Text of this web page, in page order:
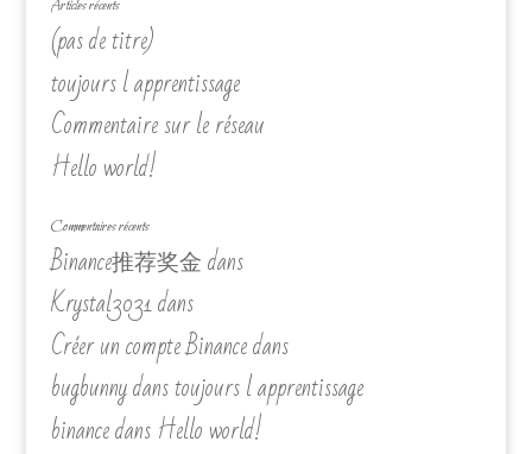
Articles récents
(pas de titre)
toujours l apprentissage
Commentaire sur le réseau
Hello world!
Commentaires récents
Binance推荐奖金dans
Krystal3031dans
Créer un compte Binancedans
bugbunnydanstoujours l apprentissage
binancedansHello world!